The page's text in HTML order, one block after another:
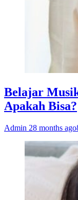
Belajar
Apakah Bisa?
Admin 28 months ago